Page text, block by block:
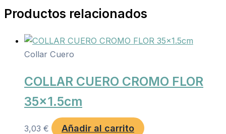
Productos relacionados
Collar Cuero
COLLAR CUERO CROMO FLOR
35×1.5cm
3,03 € Añadir al carrito